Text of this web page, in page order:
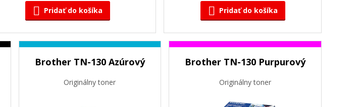
Pridať do košíka Pridať do košíka
Brother TN-130 Azúrový
Originálny toner
Brother TN-130 Purpurový
Originálny toner